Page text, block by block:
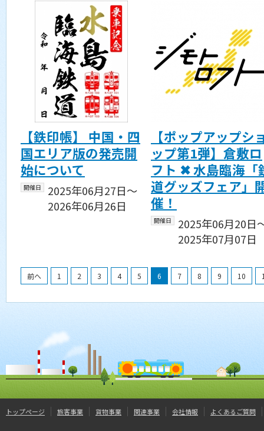
【鉄印帳】 中国・四
国エリア版の発売開
始について
開催日
2025年06月27日〜
2026年06月26日
【ポップアップシ
ップ第1弾】倉敷ロ
フト ✖ 水島臨海「
道グッズフェア」
催！
開催日
2025年06月20日
2025年07月07日
前へ 1 2 3 4 5 6 7 8 9 10
トップページ 旅客事業 貨物事業 関連事業 会社情報 よくあるご質問